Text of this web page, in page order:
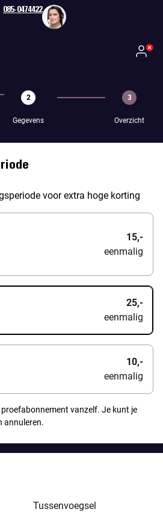
085-0474422
2
Gegevens
3
Overzicht
voor extra hoge korting
15,-
eenmalig
25,-
eenmalig
10,-
eenmalig
vanzelf. Je kunt je
annuleren.
Tussenvoegsel